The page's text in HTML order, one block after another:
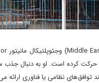
کرده است. او به دنبال جذب
توافق‌های نظامی یا فناوری ارائه